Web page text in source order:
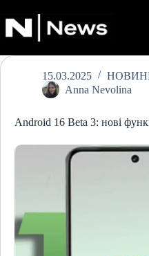
до
вмісту
15.03.2025
Anna Nevolina
Android 16 Beta 3: нові